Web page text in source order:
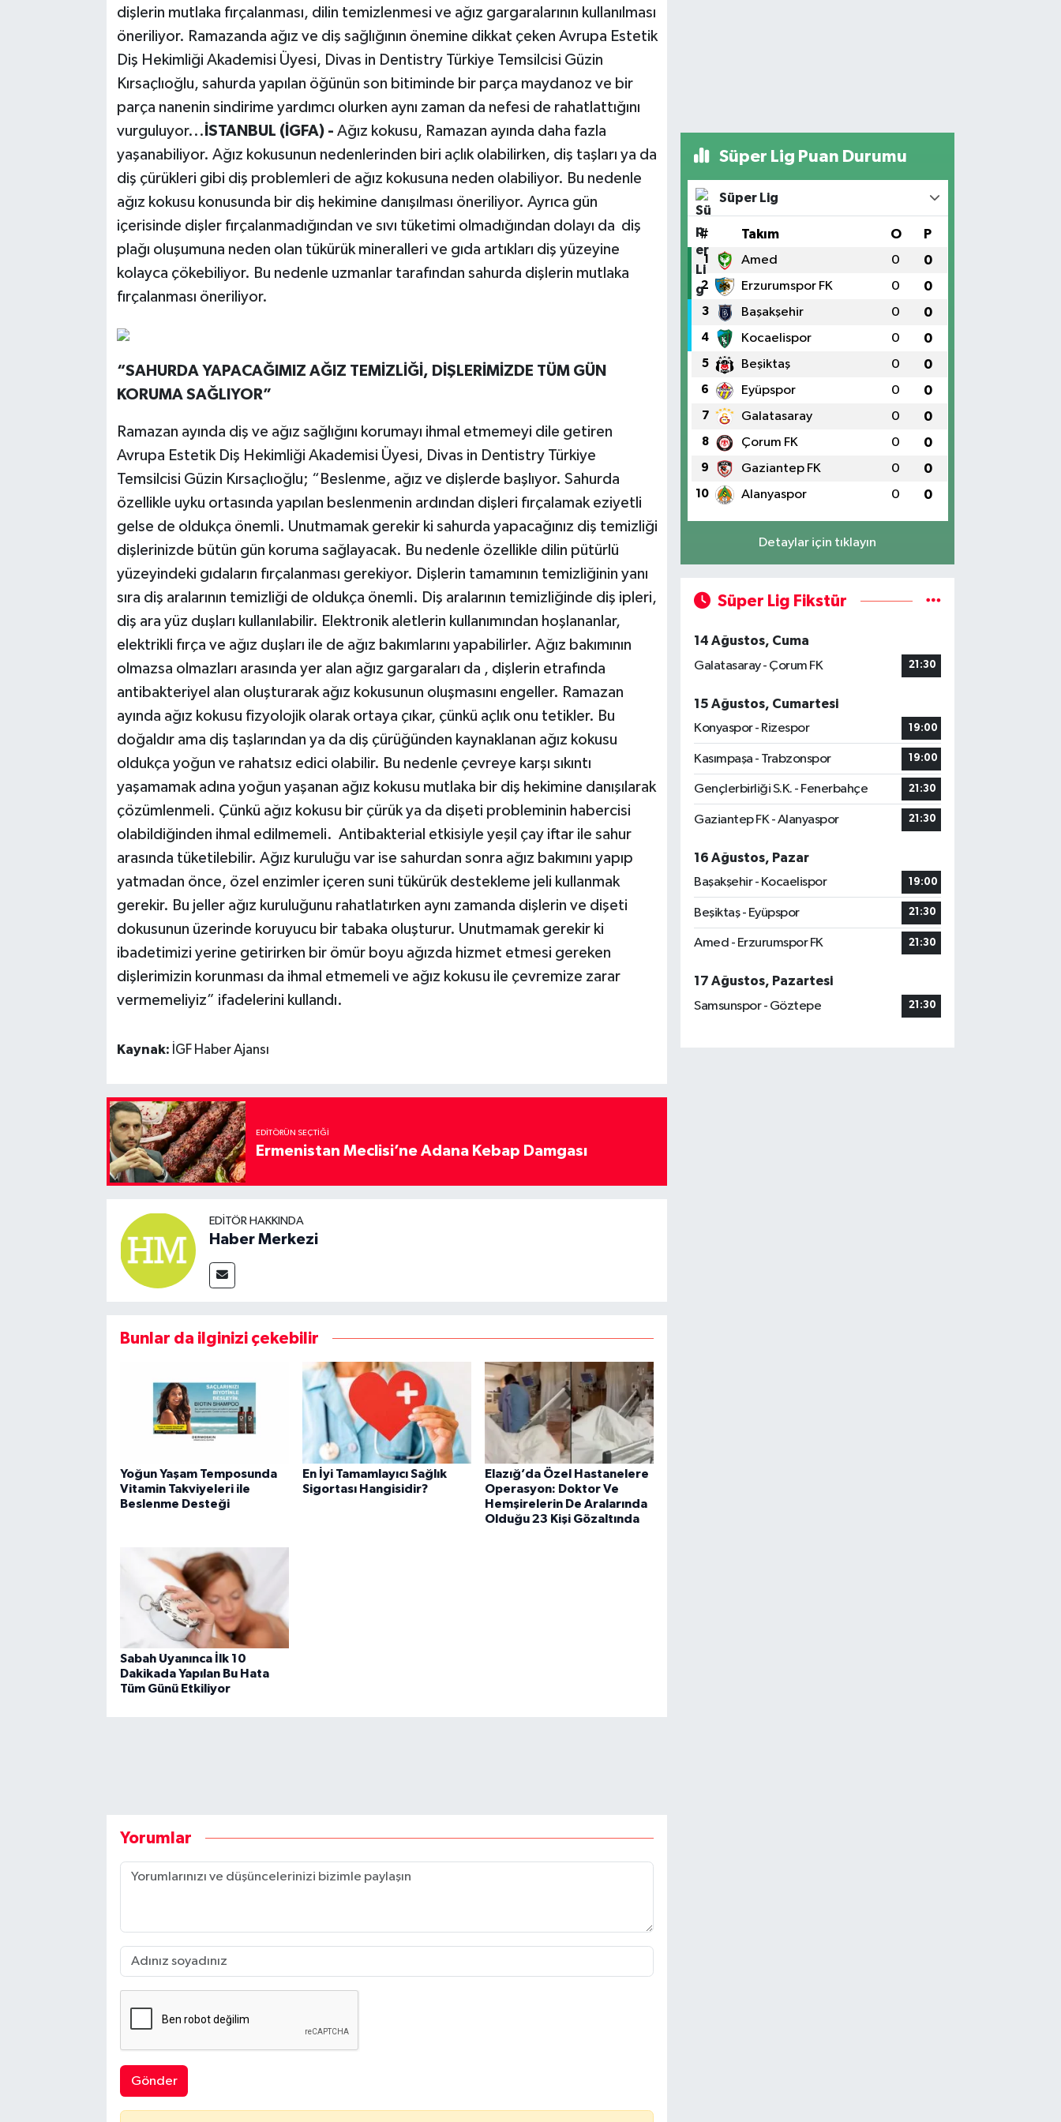
dişlerin mutlaka fırçalanması, dilin temizlenmesi ve ağız gargaralarının kullanılması
öneriliyor. Ramazanda ağız ve diş sağlığının önemine dikkat çeken Avrupa Estetik
Diş Hekimliği Akademisi Üyesi, Divas in Dentistry Türkiye Temsilcisi Güzin
Kırsaçlıoğlu, sahurda yapılan öğünün son bitiminde bir parça maydanoz ve bir
parça nanenin sindirime yardımcı olurken aynı zaman da nefesi de rahatlattığını
vurguluyor... İSTANBUL (İGFA) - Ağız kokusu, Ramazan ayında daha fazla
yaşanabiliyor. Ağız kokusunun nedenlerinden biri açlık olabilirken, diş taşları ya da
diş çürükleri gibi diş problemleri de ağız kokusuna neden olabiliyor. Bu nedenle
ağız kokusu konusunda bir diş hekimine danışılması öneriliyor. Ayrıca gün
içerisinde dişler fırçalanmadığından ve sıvı tüketimi olmadığından dolayı da diş
plağı oluşumuna neden olan tükürük mineralleri ve gıda artıkları diş yüzeyine
kolayca çökebiliyor. Bu nedenle uzmanlar tarafından sahurda dişlerin mutlaka
fırçalanması öneriliyor.
“SAHURDA YAPACAĞIMIZ AĞIZ TEMİZLİĞİ, DİŞLERİMİZDE TÜM GÜN
KORUMA SAĞLIYOR”
Ramazan ayında diş ve ağız sağlığını korumayı ihmal etmemeyi dile getiren
Avrupa Estetik Diş Hekimliği Akademisi Üyesi, Divas in Dentistry Türkiye
Temsilcisi Güzin Kırsaçlıoğlu; “Beslenme, ağız ve dişlerde başlıyor. Sahurda
özellikle uyku ortasında yapılan beslenmenin ardından dişleri fırçalamak eziyetli
gelse de oldukça önemli. Unutmamak gerekir ki sahurda yapacağınız diş temizliği
dişlerinizde bütün gün koruma sağlayacak. Bu nedenle özellikle dilin pütürlü
yüzeyindeki gıdaların fırçalanması gerekiyor. Dişlerin tamamının temizliğinin yanı
sıra diş aralarının temizliği de oldukça önemli. Diş aralarının temizliğinde diş ipleri,
diş ara yüz duşları kullanılabilir. Elektronik aletlerin kullanımından hoşlananlar,
elektrikli fırça ve ağız duşları ile de ağız bakımlarını yapabilirler. Ağız bakımının
olmazsa olmazları arasında yer alan ağız gargaraları da , dişlerin etrafında
antibakteriyel alan oluşturarak ağız kokusunun oluşmasını engeller. Ramazan
ayında ağız kokusu fizyolojik olarak ortaya çıkar, çünkü açlık onu tetikler. Bu
doğaldır ama diş taşlarından ya da diş çürüğünden kaynaklanan ağız kokusu
oldukça yoğun ve rahatsız edici olabilir. Bu nedenle çevreye karşı sıkıntı
yaşamamak adına yoğun yaşanan ağız kokusu mutlaka bir diş hekimine danışılarak
çözümlenmeli. Çünkü ağız kokusu bir çürük ya da dişeti probleminin habercisi
olabildiğinden ihmal edilmemeli. Antibakterial etkisiyle yeşil çay iftar ile sahur
arasında tüketilebilir. Ağız kuruluğu var ise sahurdan sonra ağız bakımını yapıp
yatmadan önce, özel enzimler içeren suni tükürük destekleme jeli kullanmak
gerekir. Bu jeller ağız kuruluğunu rahatlatırken aynı zamanda dişlerin ve dişeti
dokusunun üzerinde koruyucu bir tabaka oluşturur. Unutmamak gerekir ki
ibadetimizi yerine getirirken bir ömür boyu ağızda hizmet etmesi gereken
dişlerimizin korunması da ihmal etmemeli ve ağız kokusu ile çevremize zarar
vermemeliyiz” ifadelerini kullandı.
Kaynak: İGF Haber Ajansı
EDITÖRÜN SEÇTIĞI
Ermenistan Meclisi’ne Adana Kebap Damgası
EDITÖR HAKKINDA
Haber Merkezi
Bunlar da ilginizi çekebilir
Yoğun Yaşam Temposunda
Vitamin Takviyeleri ile
Beslenme Desteği
En İyi Tamamlayıcı Sağlık
Sigortası Hangisidir?
Elazığ’da Özel Hastanelere
Operasyon: Doktor Ve
Hemşirelerin De Aralarında
Olduğu 23 Kişi Gözaltında
Sabah Uyanınca İlk 10
Dakikada Yapılan Bu Hata
Tüm Günü Etkiliyor
Yorumlar
Gönder
Süper Lig Puan Durumu
Süper Lig
# Takım O P
1 Amed 0 0
2 Erzurumspor FK 0 0
3 Başakşehir 0 0
4 Kocaelispor 0 0
5 Beşiktaş 0 0
6 Eyüpspor 0 0
7 Galatasaray 0 0
8 Çorum FK 0 0
9 Gaziantep FK 0 0
10 Alanyaspor 0 0
Detaylar için tıklayın
Süper Lig Fikstür
14 Ağustos, Cuma
Galatasaray - Çorum FK
21:30
15 Ağustos, Cumartesi
Konyaspor - Rizespor
19:00
Kasımpaşa - Trabzonspor 19:00
Gençlerbirliği S.K. - Fenerbahçe 21:30
Gaziantep FK - Alanyaspor 21:30
16 Ağustos, Pazar
Başakşehir - Kocaelispor
19:00
Beşiktaş - Eyüpspor 21:30
Amed - Erzurumspor FK 21:30
17 Ağustos, Pazartesi
Samsunspor - Göztepe
21:30